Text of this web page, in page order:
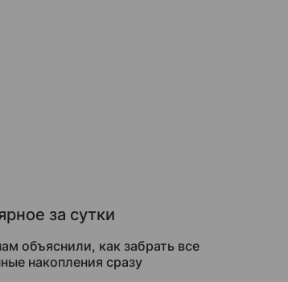
за сутки
объяснили, как забрать все
накопления сразу